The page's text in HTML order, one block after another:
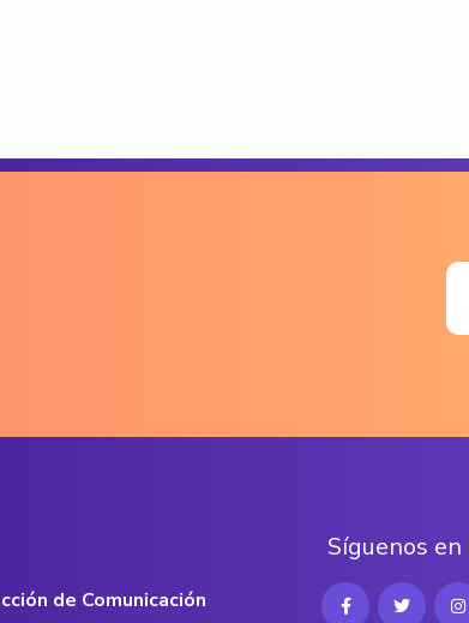
de Comunicación
Síguenos en